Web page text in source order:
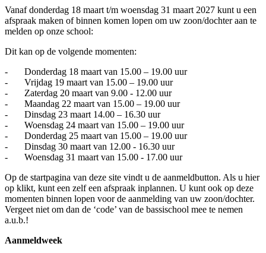
Vanaf donderdag 18 maart t/m woensdag 31 maart 2027 kunt u een
afspraak maken of binnen komen lopen om uw zoon/dochter aan te
melden op onze school:
Dit kan op de volgende momenten:
- Donderdag 18 maart van 15.00 – 19.00 uur
- Vrijdag 19 maart van 15.00 – 19.00 uur
- Zaterdag 20 maart van 9.00 - 12.00 uur
- Maandag 22 maart van 15.00 – 19.00 uur
- Dinsdag 23 maart 14.00 – 16.30 uur
- Woensdag 24 maart van 15.00 – 19.00 uur
- Donderdag 25 maart van 15.00 – 19.00 uur
- Dinsdag 30 maart van 12.00 - 16.30 uur
- Woensdag 31 maart van 15.00 - 17.00 uur
Op de startpagina van deze site vindt u de aanmeldbutton. Als u hier
op klikt, kunt een zelf een afspraak inplannen. U kunt ook op deze
momenten binnen lopen voor de aanmelding van uw zoon/dochter.
Vergeet niet om dan de ‘code’ van de bassischool mee te nemen
a.u.b.!
Aanmeldweek